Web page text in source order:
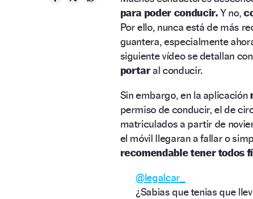
para poder conducir. Y no,
Por ello, nunca está de más
guantera, especialmente
siguiente vídeo se detallan
portaral conducir.
Sin embargo, en la aplicación
permiso de conducir, el de
matriculados a partir de
el móvil llegaran a fallar o
recomendable tener todos
@legalcar_
¿Sabias que tenias que